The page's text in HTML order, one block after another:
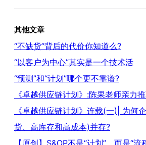
其他文章
“不缺货”背后的代价你知道么?
“以客户为中心”其实是一个技术活
“预测”和“计划”哪个更不靠谱?
《卓越供应链计划》:陈果老师亲力
《卓越供应链计划》连载(一)| 为何
货、高库存和高成本)并存?